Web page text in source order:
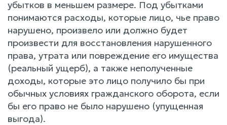
убытков в меньшем размере. Под убытками
понимаются расходы, которые лицо, чье право
нарушено, произвело или должно будет
произвести для восстановления нарушенного
права, утрата или повреждение его имущества
(реальный ущерб), а также неполученные
доходы, которые это лицо получило бы при
обычных условиях гражданского оборота, если
бы его право не было нарушено (упущенная
выгода).